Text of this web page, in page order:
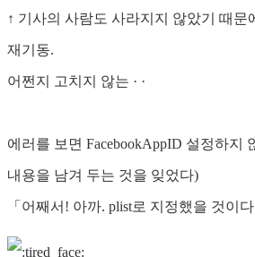
↑ 기사의 사람도 사라지지 않았기 때문
재기동.
어쩐지 고치지 않는 · ·
에러를 보면 FacebookAppID 설정하지
내용을 남겨 두는 것을 잊었다)
「어째서! 아까. plist로 지정했을 것이